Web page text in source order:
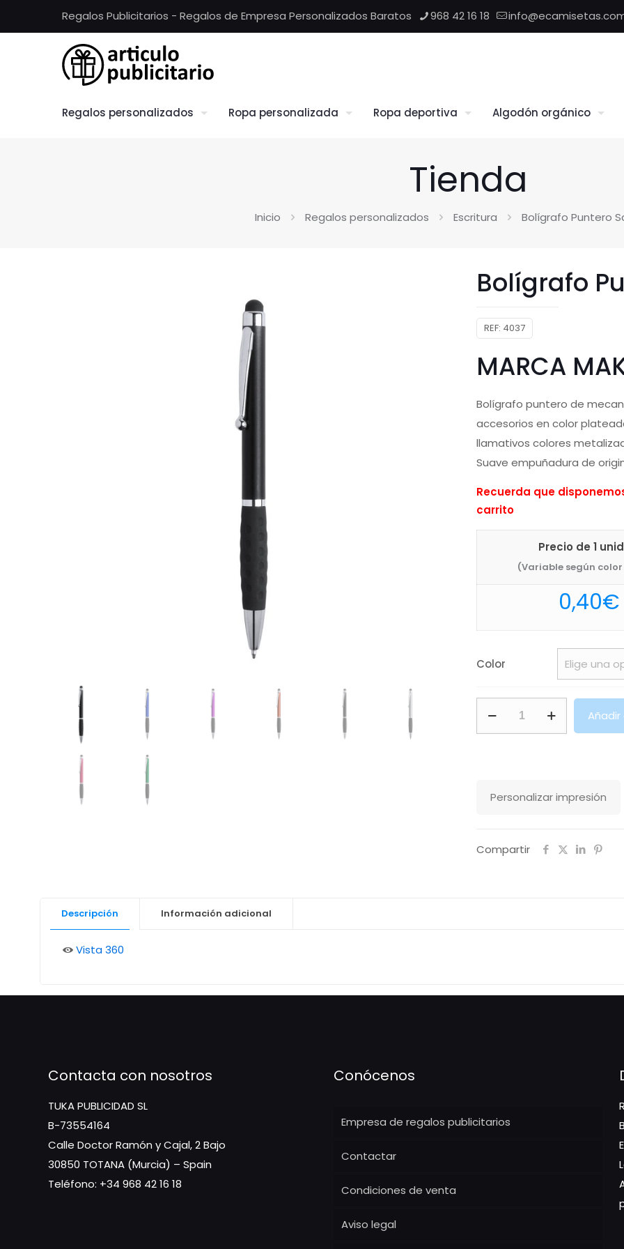
Regalos Publicitarios - Regalos de Empresa Personalizados Baratos 968 42 16 18
Regalos personalizados Ropa personalizada Ropa deportiva Algodón orgánico
Tienda
Inicio Regalos personalizados Escritura Bolígrafo Puntero
Bolígrafo
REF: 4037
MARCA
Bolígrafo puntero de
accesorios en color
llamativos colores
Suave empuñadura de
Recuerda que
carrito
Precio de 1
(Variable según
0,40€
Color
Personalizar impresión
Compartir
Descripción Información adicional
Vista 360
Contacta con nosotros
TUKA PUBLICIDAD SL
B-73554164
Calle Doctor Ramón y Cajal, 2 Bajo
30850 TOTANA (Murcia) – Spain
Teléfono: +34 968 42 16 18
Conócenos
Empresa de regalos publicitarios
Contactar
Condiciones de venta
Aviso legal